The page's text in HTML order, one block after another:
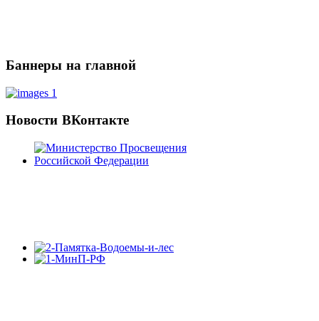
Баннеры на главной
Новости ВКонтакте